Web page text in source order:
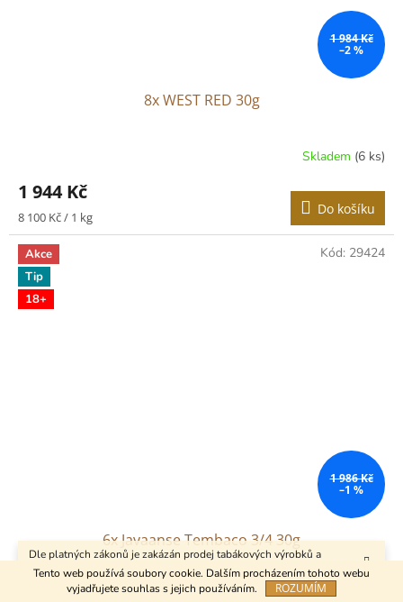
Tento web používá soubory cookie. Dalším procházením tohoto webu
vyjadřujete souhlas s jejich používáním.
ROZUMÍM
Dle platných zákonů je zakázán prodej tabákových výrobků a
kuřáckých pomůcek osobám mladším 18 let.
1 984 Kč
–2 %
8x WEST RED 30g
Skladem (6 ks)
1 944 Kč
Měrná
cena:
8 100 Kč / 1 kg Do košíku
Akce
Tip
18+
1 986 Kč
–1 %
6x Javaanse Tembaco 3/4 30g
Skladem
Kód: 29424